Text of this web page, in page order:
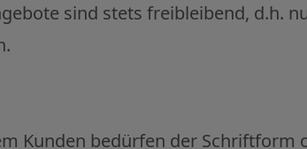
sind stets freibleibend, d.h.
Kunden bedürfen der Schriftform